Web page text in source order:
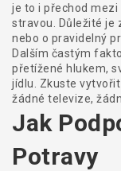
je to i přechod mezi
stravou. Důležité je
nebo o pravidelný
Dalším častým
přetížené hlukem,
jídlu. Zkuste
žádné televize,
Jak
Potravy